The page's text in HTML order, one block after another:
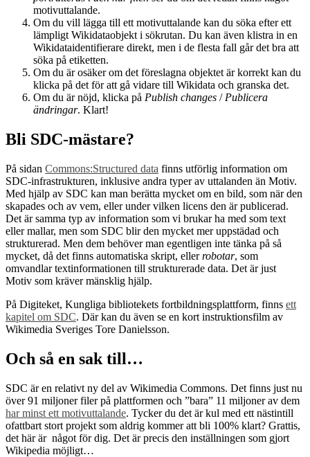
motivuttalande.
Om du vill lägga till ett motivuttalande kan du söka efter ett
lämpligt Wikidataobjekt i sökrutan. Du kan även klistra in en
Wikidataidentifierare direkt, men i de flesta fall går det bra att
söka på etiketten.
Om du är osäker om det föreslagna objektet är korrekt kan du
klicka på det för att gå vidare till Wikidata och granska det.
Om du är nöjd, klicka på Publish changes / Publicera
ändringar. Klart!
Bli SDC-mästare?
På sidan Commons:Structured data finns utförlig information om
SDC-infrastrukturen, inklusive andra typer av uttalanden än Motiv.
Med hjälp av SDC kan man berätta mycket om en bild, som när den
skapades och av vem, eller under vilken licens den är publicerad.
Det är samma typ av information som vi brukar ha med som text
eller mallar, men som SDC blir den mycket mer uppstädad och
strukturerad. Men dem behöver man egentligen inte tänka på så
mycket, då det finns automatiska skript, ellerrobotar, som
omvandlar textinformationen till strukturerade data. Det är just
Motiv som kräver mänsklig hjälp.
På Digiteket, Kungliga bibliotekets fortbildningsplattform, finns ett
kapitel om SDC. Där kan du även se en kort instruktionsfilm av
Wikimedia Sveriges Tore Danielsson.
Och så en sak till…
SDC är en relativt ny del av Wikimedia Commons. Det finns just nu
över 91 miljoner filer på plattformen och ”bara” 11 miljoner av dem
har minst ett motivuttalande. Tycker du det är kul med ett nästintill
ofattbart stort projekt som aldrig kommer att bli 100% klart? Grattis,
det här är något för dig. Det är precis den inställningen som gjort
Wikipedia möjligt…